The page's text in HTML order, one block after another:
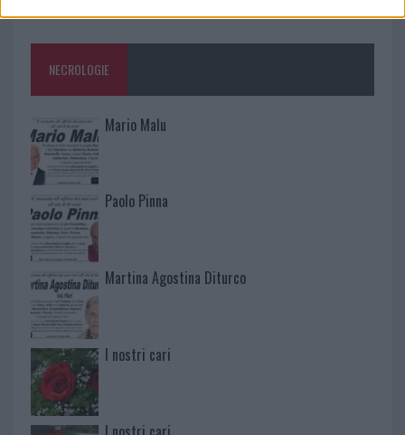
NECROLOGIE
Mario Malu
Paolo Pinna
Martina Agostina Diturco
I nostri cari